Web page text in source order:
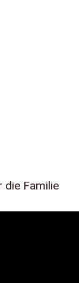
die Familie